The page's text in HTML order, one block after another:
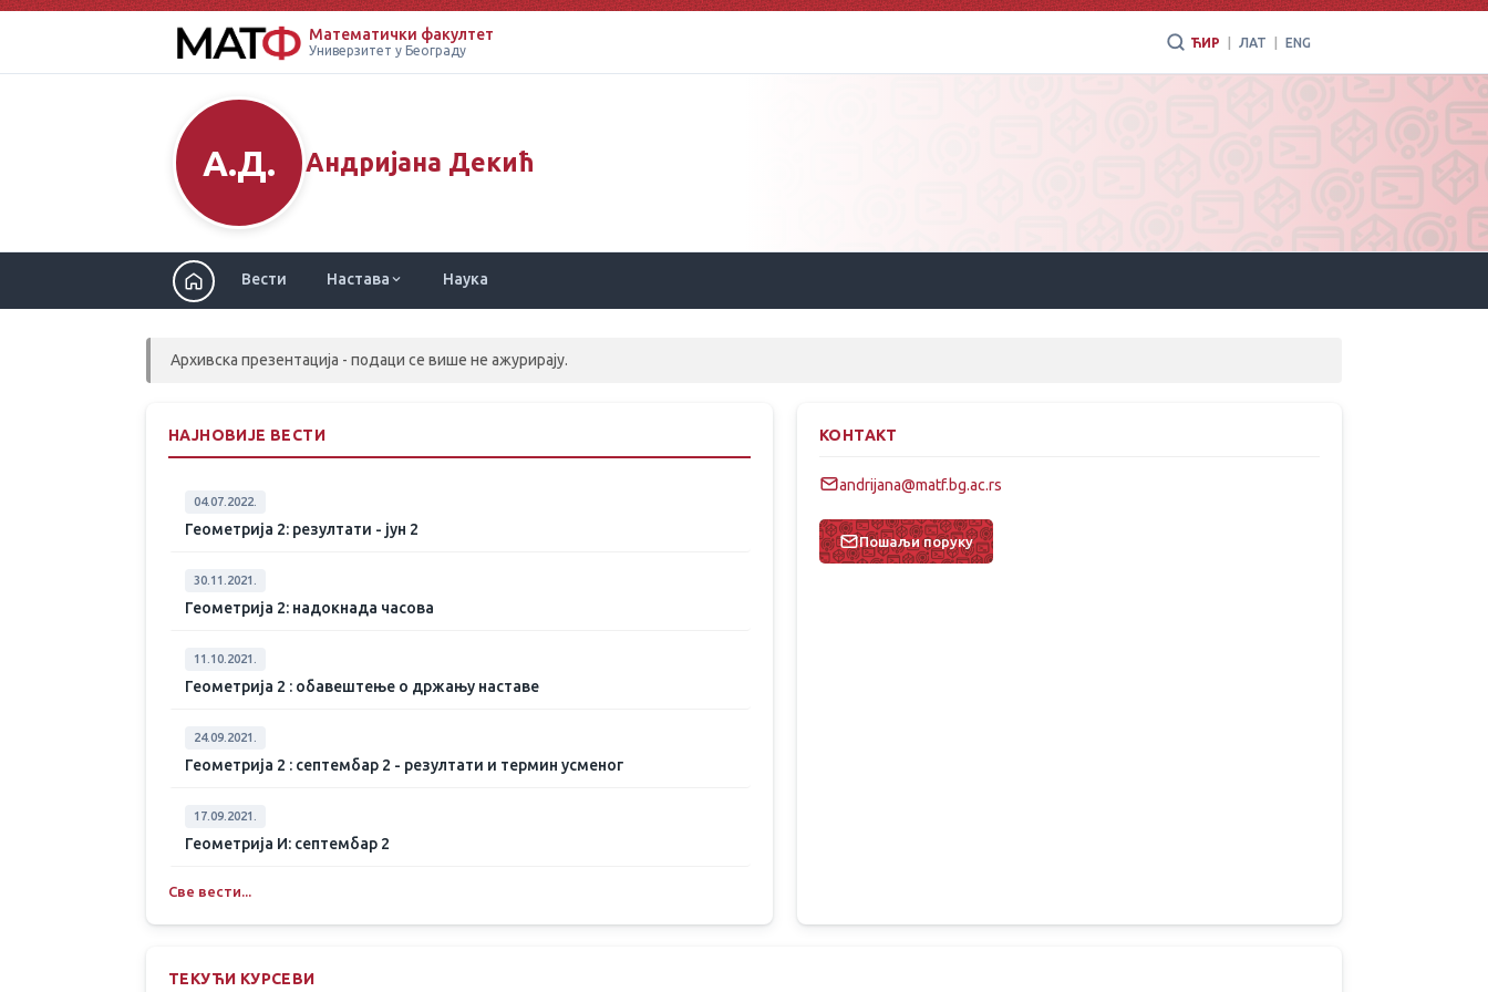
Математички факултет
Универзитет у Београду
ЋИР ЛАТ ENG
А.Д. Андријана Декић
Вести Настава Наука
Архивска презентација - подаци се више не ажурирају.
НАЈНОВИЈЕ ВЕСТИ
04.07.2022.
Геометрија 2: резултати - јун 2
30.11.2021.
Геометрија 2: надокнада часова
11.10.2021.
Геометрија 2 : обавештење о држању наставе
24.09.2021.
Геометрија 2 : септембар 2 - резултати и термин усменог
17.09.2021.
Геометрија И: септембар 2
Све вести...
КОНТАКТ
andrijana@matf.bg.ac.rs
Пошаљи поруку
ТЕКУЋИ КУРСЕВИ